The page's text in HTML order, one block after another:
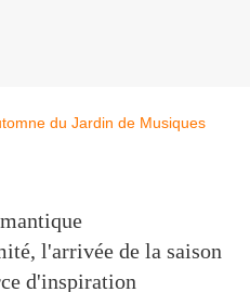
l'arrivée de la saison
d'inspiration